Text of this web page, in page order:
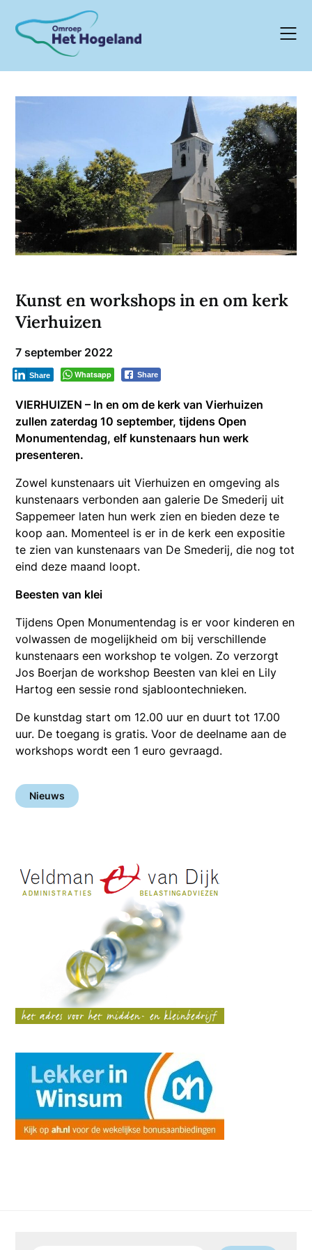
content
Kunst en workshops in en om kerk
Vierhuizen
7 september 2022
Whatsapp Share
Share
VIERHUIZEN – In en om de kerk van Vierhuizen
zullen zaterdag 10 september, tijdens Open
Monumentendag, elf kunstenaars hun werk
presenteren.
Zowel kunstenaars uit Vierhuizen en omgeving als
kunstenaars verbonden aan galerie De Smederij uit
Sappemeer laten hun werk zien en bieden deze te
koop aan. Momenteel is er in de kerk een expositie
te zien van kunstenaars van De Smederij, die nog tot
eind deze maand loopt.
Beesten van klei
Tijdens Open Monumentendag is er voor kinderen en
volwassen de mogelijkheid om bij verschillende
kunstenaars een workshop te volgen. Zo verzorgt
Jos Boerjan de workshop Beesten van klei en Lily
Hartog een sessie rond sjabloontechnieken.
De kunstdag start om 12.00 uur en duurt tot 17.00
uur. De toegang is gratis. Voor de deelname aan de
workshops wordt een 1 euro gevraagd.
Nieuws